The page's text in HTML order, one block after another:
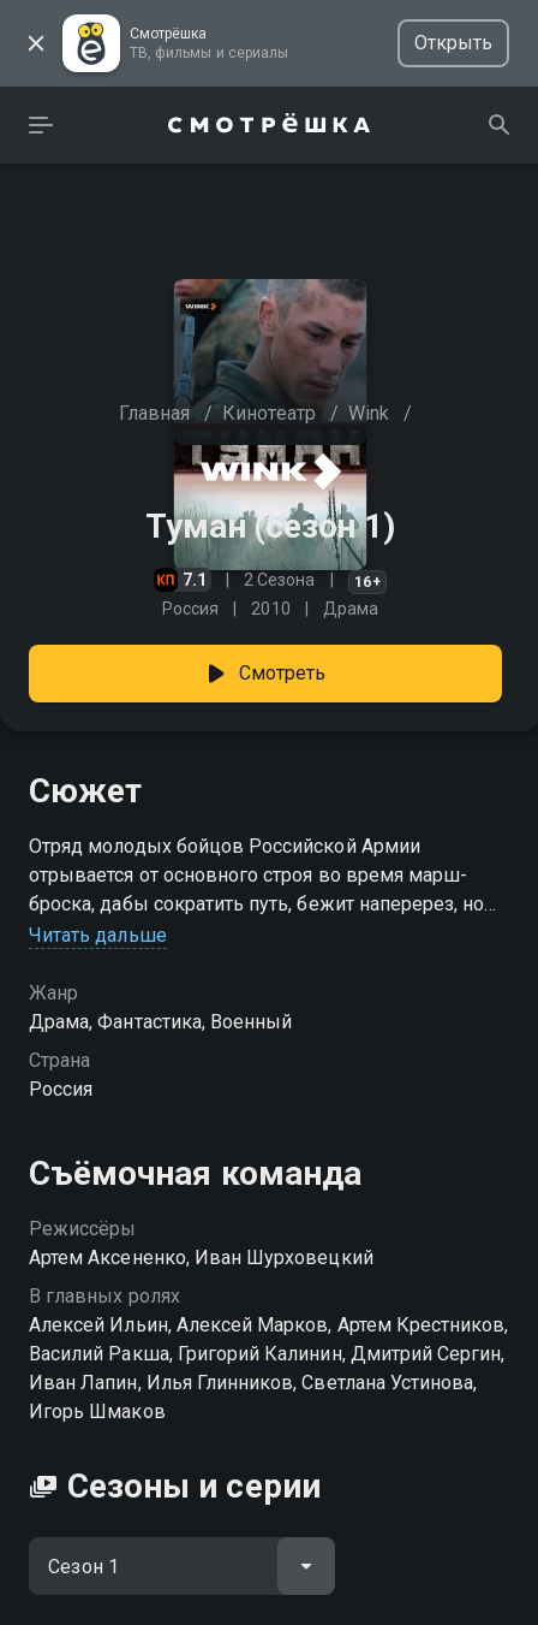
Смотрёшка
ТВ, фильмы и сериалы
Открыть
Главная / Кинотеатр / Wink /
Туман (сезон 1)
7.1 2 Сезона 16+
Россия 2010 Драма
Смотреть
Сюжет
Отряд молодых бойцов Российской Армии
отрывается от основного строя во время марш-
броска, дабы сократить путь, бежит наперерез, но
попадает в туман, который переносит его в
Ребята, видевшие войну только в кино, попадают в
лапы безжалостных событий того времени. Все на
грани: храбрость, страх, любовь, ненависть, жизнь,
смерть. И некогда задавать вопросы. Живи, дерись
Посмотреть онлайн 1 сезон сериала Туман вы
можете совершенно бесплатно в хорошем HD
качестве на Смотрёшке
Читать дальше
Жанр
Драма, Фантастика, Военный
Страна
Россия
Съёмочная команда
Режиссёры
Артем Аксененко, Иван Шурховецкий
В главных ролях
Алексей Ильин, Алексей Марков, Артем Крестников,
Василий Ракша, Григорий Калинин, Дмитрий Сергин,
Иван Лапин, Илья Глинников, Светлана Устинова,
Игорь Шмаков
Сезоны и серии